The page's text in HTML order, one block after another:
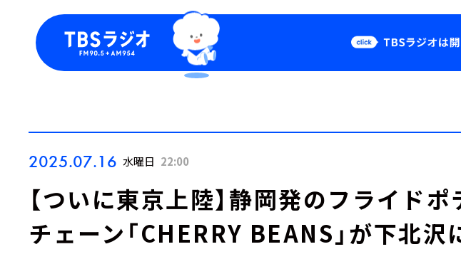
Podcast
2025.07.16 水曜日 22:00
【ついに東京上陸】静岡発のフライド
チェーン「CHERRY BEANS」が下北沢